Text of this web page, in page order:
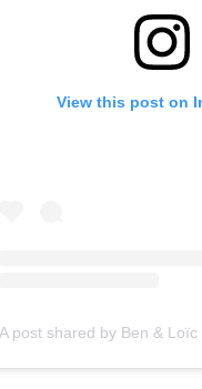
View this post on